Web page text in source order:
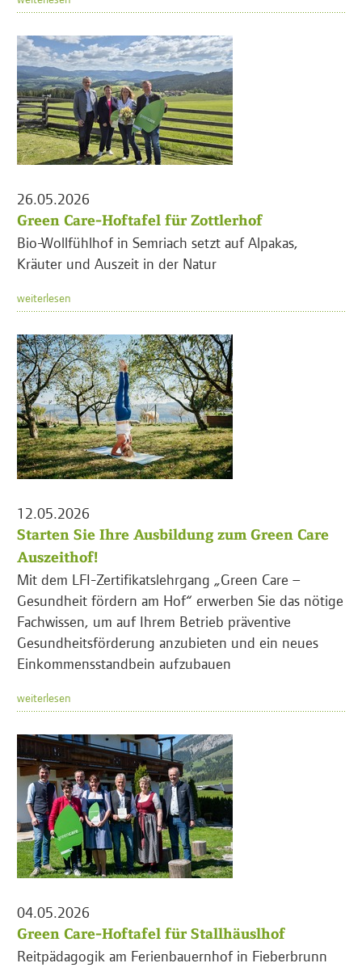
26.05.2026
Green Care-Hoftafel für Zottlerhof
Bio-Wollfühlhof in Semriach setzt auf Alpakas,
Kräuter und Auszeit in der Natur
weiterlesen
12.05.2026
Starten Sie Ihre Ausbildung zum Green Care
Auszeithof!
Mit dem LFI-Zertifikatslehrgang „Green Care –
Gesundheit fördern am Hof“ erwerben Sie das nötige
Fachwissen, um auf Ihrem Betrieb präventive
Gesundheitsförderung anzubieten und ein neues
Einkommensstandbein aufzubauen
weiterlesen
04.05.2026
Green Care-Hoftafel für Stallhäuslhof
Reitpädagogik am Ferienbauernhof in Fieberbrunn